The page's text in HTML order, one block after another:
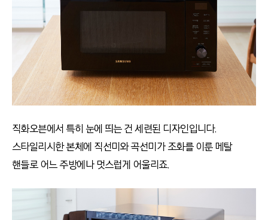
직화오븐에서 특히 눈에 띄는 건 세련된 디자인입니다.
스타일리시한 본체에 직선미와 곡선미가 조화를 이룬 메탈
핸들로 어느 주방에나 멋스럽게 어울리죠.